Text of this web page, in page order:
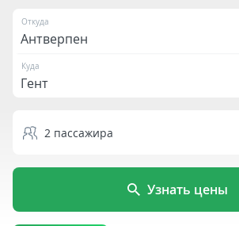
Откуда
Куда
2 пассажира
Узнать цены